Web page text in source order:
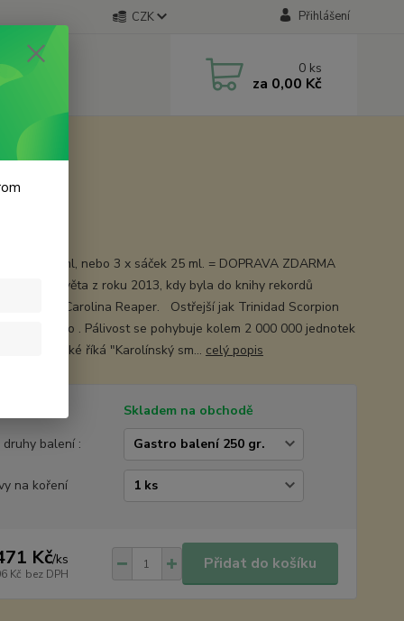
CZK Přihlášení
0 ks
za 0,00 Kč
100 ml, nebo 3 x sáček 25 ml. = DOPRAVA ZDARMA
chilli světa z roku 2013, kdy byla do knihy rekordů
paprička Carolina Reaper. Ostřejší jak Trinidad Scorpion
a Habanero . Pálivost se pohybuje kolem 2 000 000 jednotek
se jí také říká "Karolínský sm... celý popis
Skladem na obchodě
druhy balení :
na koření
Kč/ks
Kč bez DPH
Přidat do košíku